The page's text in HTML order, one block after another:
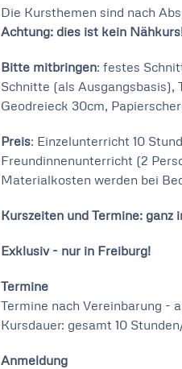
Die Kursthemen sind nach
Achtung: dies ist kein
Bitte mitbringen: festes
Schnitte (als
Geodreieck 30cm,
Preis: Einzelunterricht 10
Freundinnenunterricht (2
Materialkosten werden bei
Kurszeiten und Termine: ganz
Exklusiv - nur in Freiburg!
Termine
Termine nach Vereinbarung -
Kursdauer: gesamt 10
Anmeldung